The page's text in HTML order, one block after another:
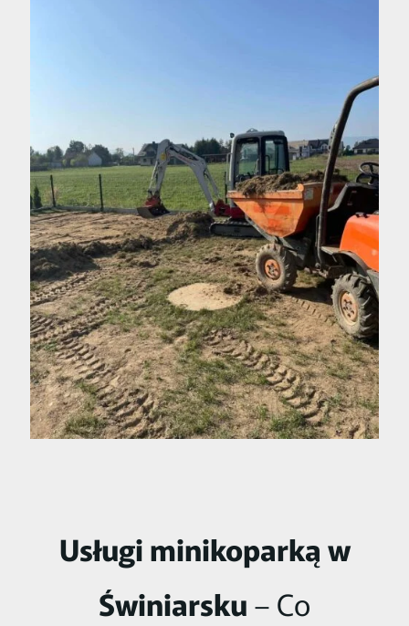
Usługi minikoparką w
Świniarsku– Co